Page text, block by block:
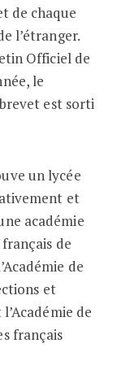
de chaque
l’étranger.
Officiel de
le
est sorti
un lycée
et
académie
de
de
et
de
français